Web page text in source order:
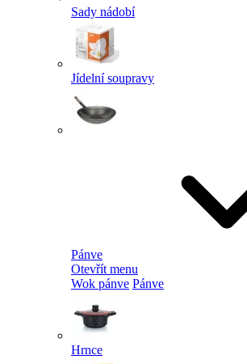
Sady nádobí
Jídelní soupravy
Pánve
Otevřít menu
Wok pánve Pánve
Hrnce